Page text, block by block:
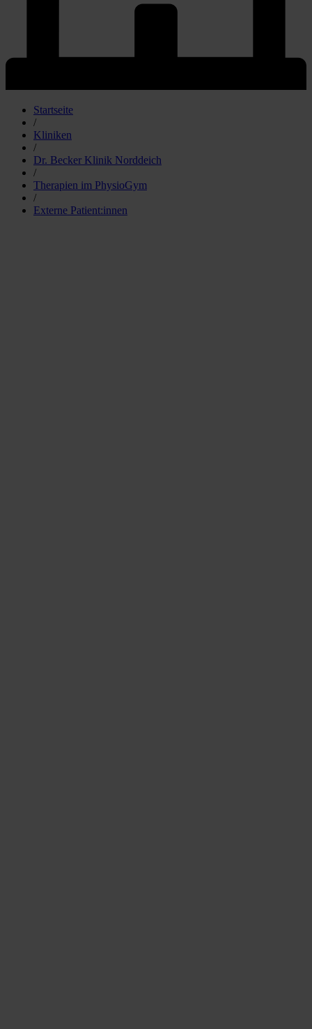
Startseite
/
Kliniken
/
Dr. Becker Klinik Norddeich
/
Therapien im PhysioGym
/
Externe Patient:innen